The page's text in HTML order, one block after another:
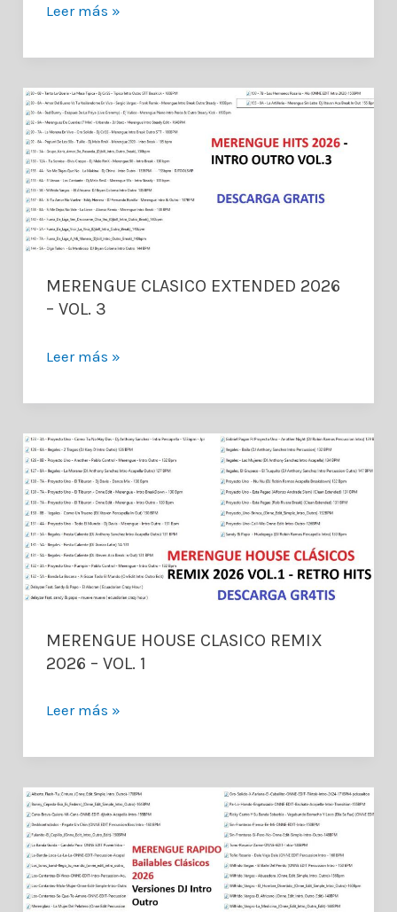
MERENGUE
EXTENDED
2026
–
VOL.
5
Leer más »
MERENGUE CLASICO EXTENDED 2026
– VOL. 3
MERENGUE
EXTENDED
2026
–
VOL.
3
Leer más »
MERENGUE HOUSE CLASICO REMIX
2026 – VOL. 1
MERENGUE
CLASICO
REMIX
2026
–
VOL.
1
Leer más »